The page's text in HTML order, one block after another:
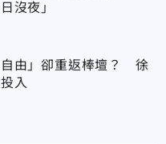
沒夜」
自由」卻重返棒壇？ 徐
入